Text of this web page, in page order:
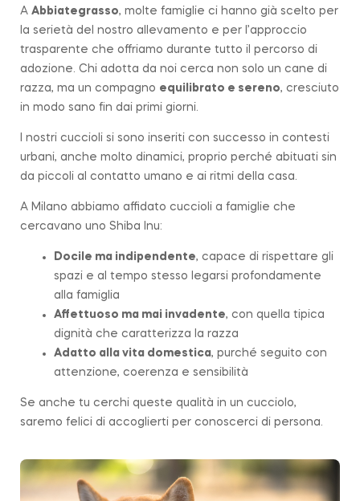
A Abbiategrasso, molte famiglie ci hanno già scelto per
la serietà del nostro allevamento e per l’approccio
trasparente che offriamo durante tutto il percorso di
adozione. Chi adotta da noi cerca non solo un cane di
razza, ma un compagno equilibrato e sereno, cresciuto
in modo sano fin dai primi giorni.
I nostri cuccioli si sono inseriti con successo in contesti
urbani, anche molto dinamici, proprio perché abituati sin
da piccoli al contatto umano e ai ritmi della casa.
A Milano abbiamo affidato cuccioli a famiglie che
cercavano uno Shiba Inu:
Docile ma indipendente, capace di rispettare gli
spazi e al tempo stesso legarsi profondamente
alla famiglia
Affettuoso ma mai invadente, con quella tipica
dignità che caratterizza la razza
Adatto alla vita domestica, purché seguito con
attenzione, coerenza e sensibilità
Se anche tu cerchi queste qualità in un cucciolo,
saremo felici di accoglierti per conoscerci di persona.